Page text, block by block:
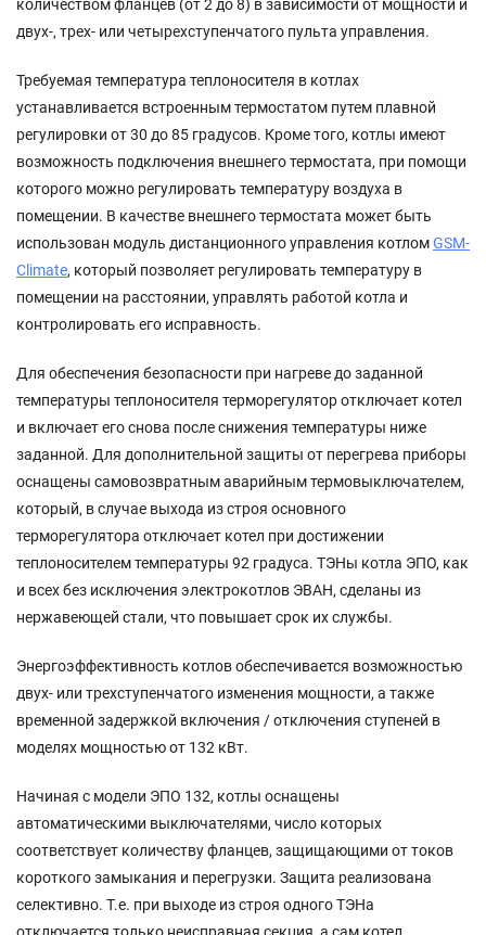
количеством фланцев (от 2 до 8) в зависимости от мощности и
двух-, трех- или четырехступенчатого пульта управления.
Требуемая температура теплоносителя в котлах
устанавливается встроенным термостатом путем плавной
регулировки от 30 до 85 градусов. Кроме того, котлы имеют
возможность подключения внешнего термостата, при помощи
которого можно регулировать температуру воздуха в
помещении. В качестве внешнего термостата может быть
использован модуль дистанционного управления котломGSM-
Climate, который позволяет регулировать температуру в
помещении на расстоянии, управлять работой котла и
контролировать его исправность.
Для обеспечения безопасности при нагреве до заданной
температуры теплоносителя терморегулятор отключает котел
и включает его снова после снижения температуры ниже
заданной. Для дополнительной защиты от перегрева приборы
оснащены самовозвратным аварийным термовыключателем,
который, в случае выхода из строя основного
терморегулятора отключает котел при достижении
теплоносителем температуры 92 градуса. ТЭНы котла ЭПО, как
и всех без исключения электрокотлов ЭВАН, сделаны из
нержавеющей стали, что повышает срок их службы.
Энергоэффективность котлов обеспечивается возможностью
двух- или трехступенчатого изменения мощности, а также
временной задержкой включения / отключения ступеней в
моделях мощностью от 132 кВт.
Начиная с модели ЭПО 132, котлы оснащены
автоматическими выключателями, число которых
соответствует количеству фланцев, защищающими от токов
короткого замыкания и перегрузки. Защита реализована
селективно. Т.е. при выходе из строя одного ТЭНа